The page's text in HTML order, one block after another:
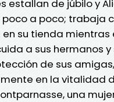
estallan de júbilo y
poco a poco; trabaja
su tienda mientras
a sus hermanos
de sus amigas,
en la vitalidad
una